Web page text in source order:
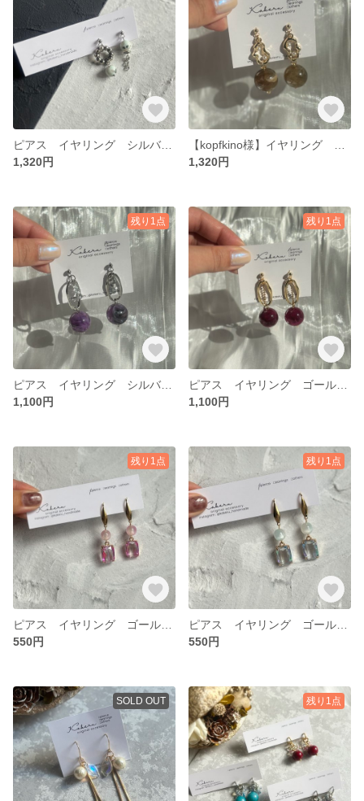
ピアス イヤリング シルバー アシメ
1,320円
1,320円
残り1点
ピアス イヤリング シルバー パープル
1,100円
残り1点
1,100円
残り1点
550円
残り1点
550円
SOLD OUT 残り1点